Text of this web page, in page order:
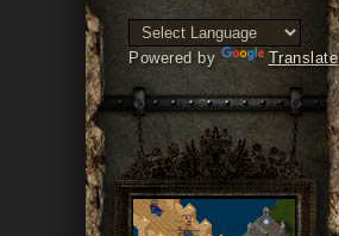
Powered by Translate